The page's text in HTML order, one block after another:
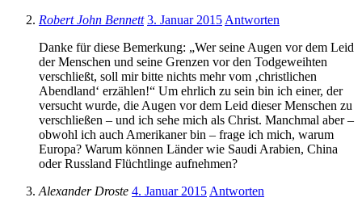
Robert John Bennett 3. Januar 2015 Antworten
Danke für diese Bemerkung: „Wer seine Augen vor dem Leid
der Menschen und seine Grenzen vor den Todgeweihten
verschließt, soll mir bitte nichts mehr vom ‚christlichen
Abendland‘ erzählen!“ Um ehrlich zu sein bin ich einer, der
versucht wurde, die Augen vor dem Leid dieser Menschen zu
verschließen – und ich sehe mich als Christ. Manchmal aber –
obwohl ich auch Amerikaner bin – frage ich mich, warum
Europa? Warum können Länder wie Saudi Arabien, China
oder Russland Flüchtlinge aufnehmen?
Alexander Droste 4. Januar 2015 Antworten